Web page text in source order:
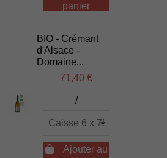
panier
BIO - Crémant
d'Alsace -
Domaine...
71,40 €
/
Ajouter au